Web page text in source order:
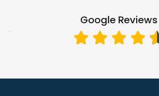
Google Reviews